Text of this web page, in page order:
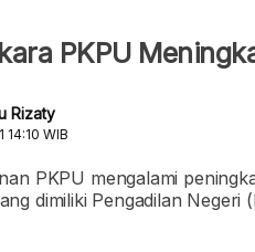
PKPU
Rizaty
14:10 WIB
PKPU mengalami
dimiliki Pengadilan